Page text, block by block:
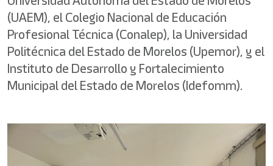
(UAEM), el Colegio Nacional de Educación
Profesional Técnica (Conalep), la Universidad
Politécnica del Estado de Morelos (Upemor), y el
Instituto de Desarrollo y Fortalecimiento
Municipal del Estado de Morelos (Idefomm).